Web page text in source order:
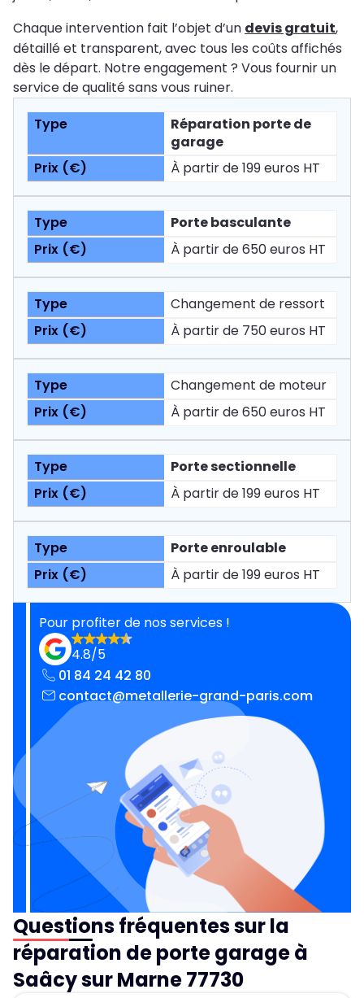
Chaque intervention fait l’objet d’un devis gratuit,
détaillé et transparent, avec tous les coûts affichés
dès le départ. Notre engagement ? Vous fournir un
service de qualité sans vous ruiner.
Réparation porte de
garage
À partir de 199 euros HT
Porte basculante
À partir de 650 euros HT
Changement de ressort
À partir de 750 euros HT
Changement de moteur
À partir de 650 euros HT
Porte sectionnelle
À partir de 199 euros HT
Porte enroulable
À partir de 199 euros HT
Pour profiter de nos services !
4.8/5
01 84 24 42 80
contact@metallerie-grand-paris.com
Questions fréquentes sur la
réparation de porte garage à
Saâcy sur Marne 77730